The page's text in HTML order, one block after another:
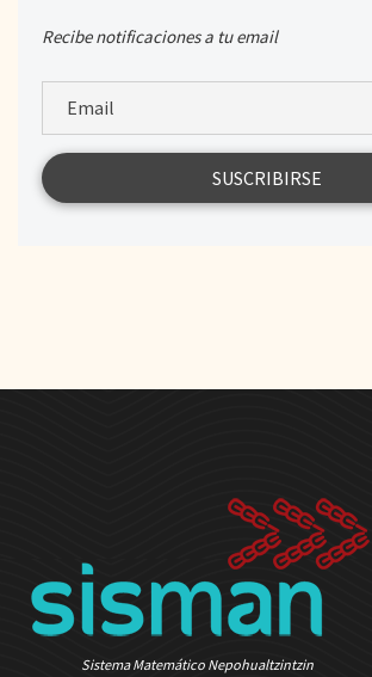
Recibe notificaciones a tu email
Sistema Matemático Nepohualtzintzin